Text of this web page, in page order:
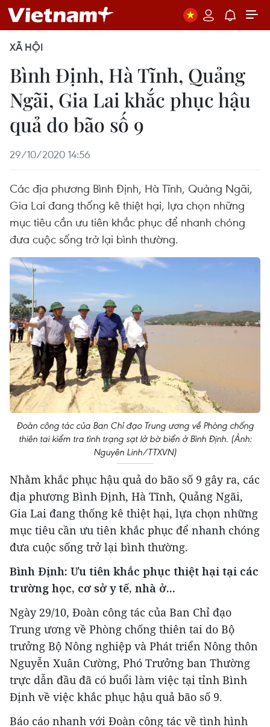
XÃ HỘI
Bình Định, Hà Tĩnh, Quảng
Ngãi, Gia Lai khắc phục hậu
quả do bão số 9
29/10/2020 14:56
Các địa phương Bình Định, Hà Tĩnh, Quảng Ngãi,
Gia Lai đang thống kê thiệt hại, lựa chọn những
mục tiêu cần ưu tiên khắc phục để nhanh chóng
đưa cuộc sống trở lại bình thường.​
Đoàn công tác của Ban Chỉ đạo Trung ương về Phòng chống
thiên tai kiểm tra tình trạng sạt lở bờ biển ở Bình Định. (Ảnh:
Nguyên Linh/TTXVN)
Nhằm khắc phục hậu quả do bão số 9 gây ra, các
địa phương Bình Định, Hà Tĩnh, Quảng Ngãi,
Gia Lai đang thống kê thiệt hại, lựa chọn những
mục tiêu cần ưu tiên khắc phục để nhanh chóng
đưa cuộc sống trở lại bình thường.
Bình Định: Ưu tiên khắc phục thiệt hại tại các
trường học, cơ sở y tế, nhà ở...
Ngày 29/10, Đoàn công tác của Ban Chỉ đạo
Trung ương về Phòng chống thiên tai do Bộ
trưởng Bộ Nông nghiệp và Phát triển Nông thôn
Nguyễn Xuân Cường, Phó Trưởng ban Thường
trực dẫn đầu đã có buổi làm việc tại tỉnh Bình
Định về việc khắc phục hậu quả bão số 9.
Báo cáo nhanh với Đoàn công tác về tình hình